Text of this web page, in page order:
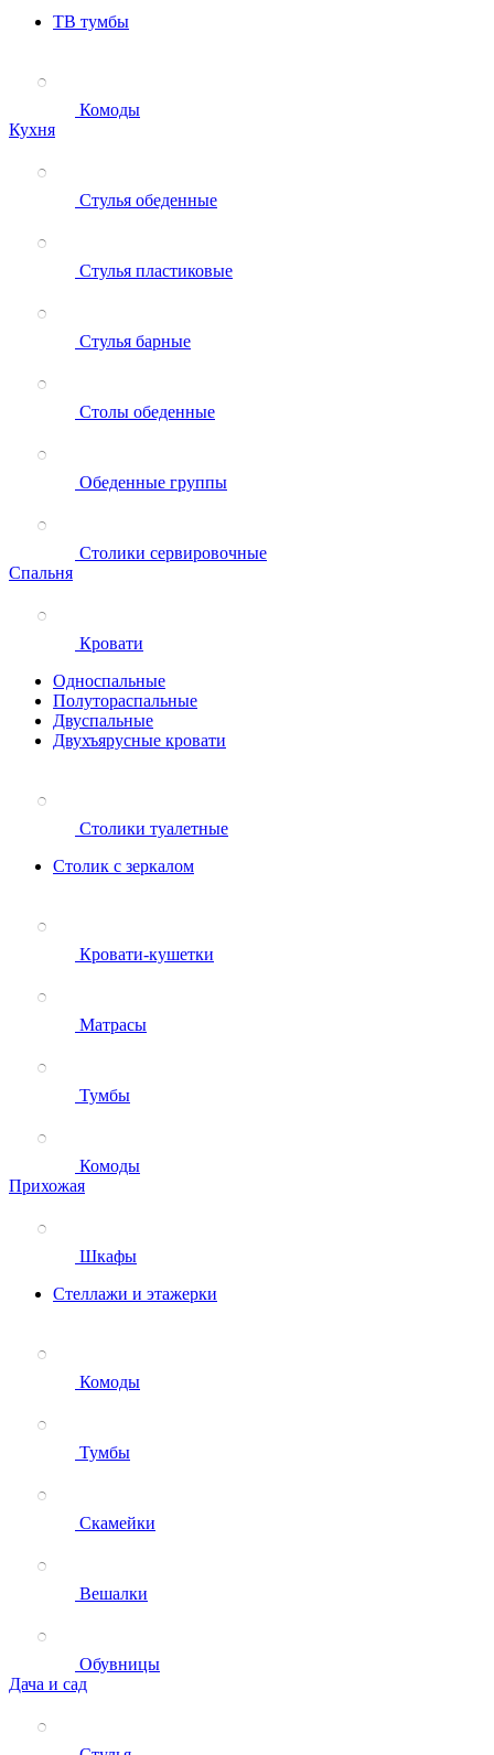
ТВ тумбы
Комоды
Кухня
Стулья обеденные
Стулья пластиковые
Стулья барные
Столы обеденные
Обеденные группы
Столики сервировочные
Спальня
Кровати
Односпальные
Полутораспальные
Двуспальные
Двухъярусные кровати
Столики туалетные
Столик с зеркалом
Кровати-кушетки
Матрасы
Тумбы
Комоды
Прихожая
Шкафы
Стеллажи и этажерки
Комоды
Тумбы
Скамейки
Вешалки
Обувницы
Дача и сад